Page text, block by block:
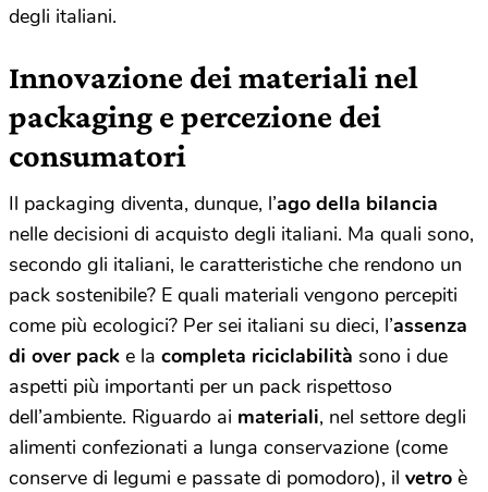
degli italiani.
Innovazione dei materiali nel
packaging e percezione dei
consumatori
Il packaging diventa, dunque, l’ago della bilancia
nelle decisioni di acquisto degli italiani. Ma quali sono,
secondo gli italiani, le caratteristiche che rendono un
pack sostenibile? E quali materiali vengono percepiti
come più ecologici? Per sei italiani su dieci, l’assenza
di over pack e la completa riciclabilità sono i due
aspetti più importanti per un pack rispettoso
dell’ambiente. Riguardo ai materiali, nel settore degli
alimenti confezionati a lunga conservazione (come
conserve di legumi e passate di pomodoro), il vetro è